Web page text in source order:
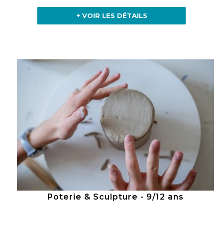
+ VOIR LES DÉTAILS
Poterie & Sculpture - 9/12 ans